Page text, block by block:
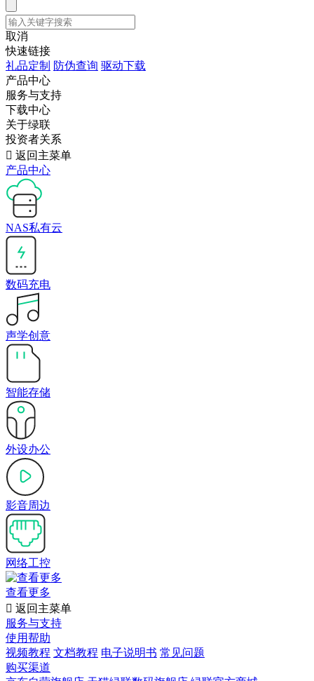
取消
快速链接
礼品定制 防伪查询 驱动下载
产品中心
服务与支持
下载中心
关于绿联
投资者关系
 返回主菜单
产品中心
NAS私有云
数码充电
声学创意
智能存储
外设办公
影音周边
网络工控
查看更多
 返回主菜单
服务与支持
使用帮助
视频教程 文档教程 电子说明书 常见问题
购买渠道